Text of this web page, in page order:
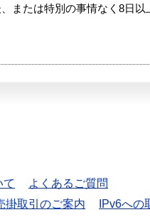
または特別の事情なく8日以
て
よくあるご質問
掛取引のご案内
IPv6への